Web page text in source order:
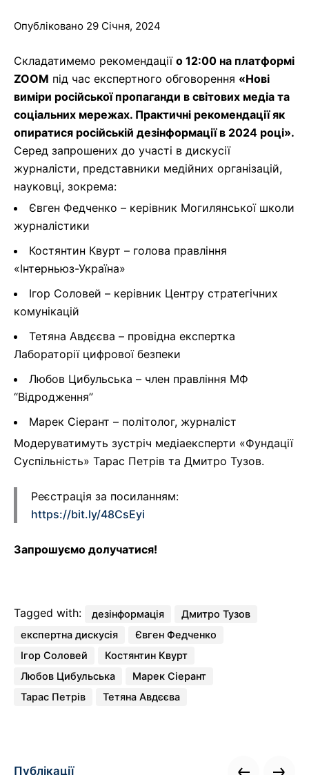
Опубліковано 29 Січня, 2024
Складатимемо рекомендації о 12:00 на платформі
ZOOM під час експертного обговорення «Нові
виміри російської пропаганди в світових медіа та
соціальних мережах. Практичні рекомендації як
опиратися російській дезінформації в 2024 році».
Серед запрошених до участі в дискусії
журналісти, представники медійних організацій,
науковці, зокрема:
Євген Федченко – керівник Могилянської школи
журналістики
Костянтин Квурт – голова правління
«Інтерньюз-Україна»
Ігор Соловей – керівник Центру стратегічних
комунікацій
Тетяна Авдєєва – провідна експертка
Лабораторії цифрової безпеки
Любов Цибульська – член правління МФ
“Відродження”
Марек Сіерант – політолог, журналіст
Модеруватимуть зустріч медіаексперти «Фундації
Суспільність» Тарас Петрів та Дмитро Тузов.
Реєстрація за посиланням:
https://bit.ly/48CsEyi
Запрошуємо долучатися!
Tagged with: дезінформація
Дмитро Тузов
експертна дискусія
Євген Федченко
Ігор Соловей
Костянтин Квурт
Любов Цибульська
Марек Сіерант
Тарас Петрів
Тетяна Авдєєва
Публікації